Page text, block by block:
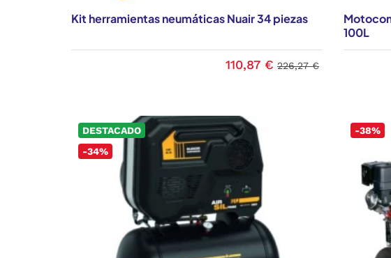
Kit herramientas neumáticas Nuair 34 piezas
110,87 € 226,27 €
100L
DESTACADO
-34%
-38%